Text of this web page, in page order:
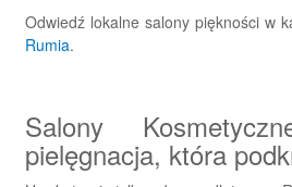
Odwiedź lokalne salony piękności w
Rumia.
Salony
pielęgnacja, która